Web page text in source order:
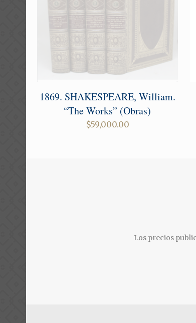
1869. SHAKESPEARE, William.
“The Works” (Obras)
$59,000.00
Los precios